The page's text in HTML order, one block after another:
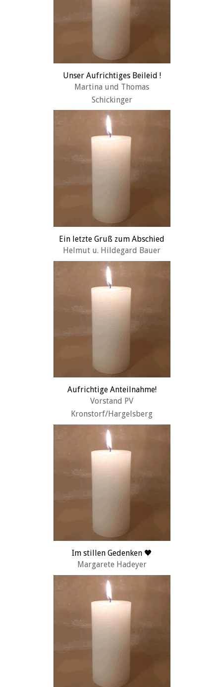
Unser Aufrichtiges Beileid !
Martina und Thomas
Schickinger
Ein letzte Gruß zum Abschied
Helmut u. Hildegard Bauer
Aufrichtige Anteilnahme!
Vorstand PV
Kronstorf/Hargelsberg
Im stillen Gedenken 🖤
Margarete Hadeyer